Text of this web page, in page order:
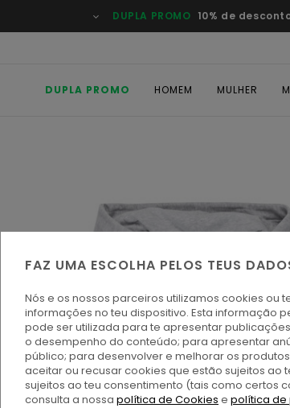
DUPLA PROMO 10% de
DUPLA PROMO HOMEM MULHER
FAZ UMA ESCOLHA PELOS TEUS
Nós e os nossos parceiros utilizamos cookies
informações no teu dispositivo. Esta informação
pode ser utilizada para te apresentar
o desempenho do conteúdo; para apresentar
público; para desenvolver e melhorar os
aceitar ou recusar cookies que estão sujeitos ao
sujeitos ao teu consentimento (tais como certos
consulta a nossa política de Cookies e política de